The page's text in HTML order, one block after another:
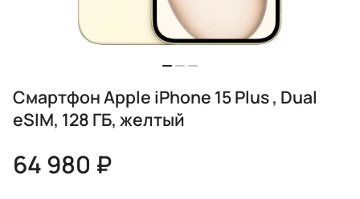
Смартфон Apple iPhone 15 Plus , Dual
eSIM, 128 ГБ, желтый
64 980 ₽